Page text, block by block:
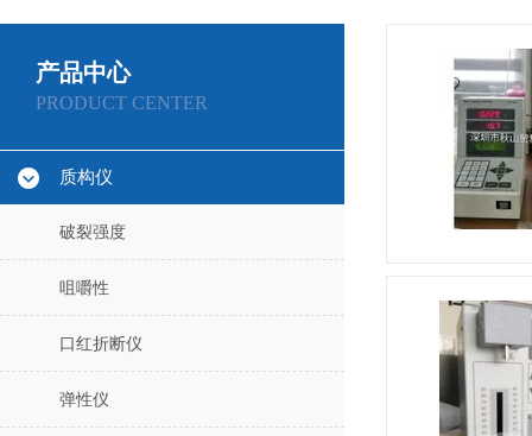
产品中心
PRODUCT CENTER
质构仪
破裂强度
咀嚼性
口红折断仪
弹性仪